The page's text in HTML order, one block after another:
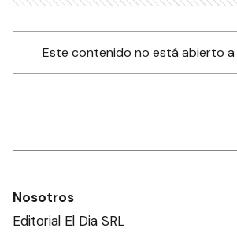
Este contenido no está abierto
Nosotros
Editorial El Dia SRL